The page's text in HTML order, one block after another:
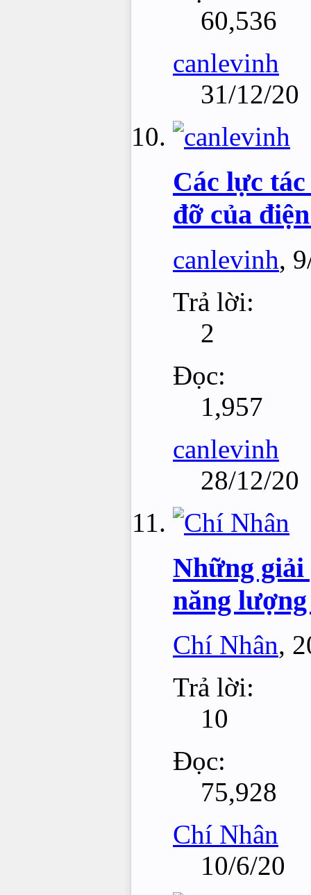
60,536
canlevinh
31/12/20
Các lực
đỡ của
canlevinh,
Trả lời:
2
Đọc:
1,957
canlevinh
28/12/20
Những giải
năng
Chí Nhân,
Trả lời:
10
Đọc:
75,928
Chí Nhân
10/6/20